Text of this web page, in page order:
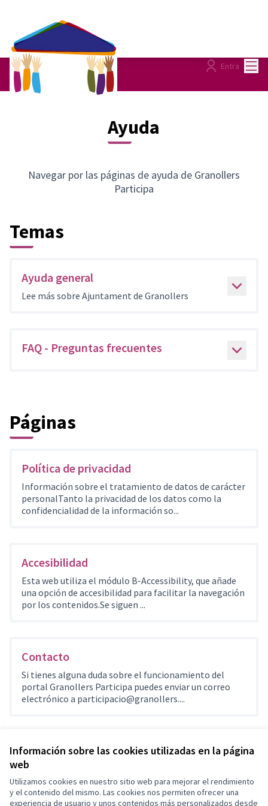
Información sobre las cookies utilizadas en la página
web
Utilizamos cookies en nuestro sitio web para mejorar el rendimiento
y el contenido del mismo. Las cookies nos permiten ofrecer una
experiencia de usuario y unos contenidos más personalizados desde
Entra
Ayuda
Navegar por las páginas de ayuda de Granollers
Participa
Temas
Ayuda general
Lee más sobre Ajuntament de Granollers
FAQ - Preguntas frecuentes
Páginas
Política de privacidad
Información sobre el tratamiento de datos de carácter
personalTanto la privacidad de los datos como la
confidencialidad de la información so...
Accesibilidad
Esta web utiliza el módulo B-Accessibility, que añade
una opción de accesibilidad para facilitar la navegación
por los contenidos.Se siguen ...
Contacto
Si tienes alguna duda sobre el funcionamiento del
portal Granollers Participa puedes enviar un correo
electrónico a participacio@granollers....
Términos y condiciones de uso
Configuración de cookies
Granollers Participa en X
Granollers Participa en Facebook
Granollers Participa en Instagram
Granollers Participa en YouTube